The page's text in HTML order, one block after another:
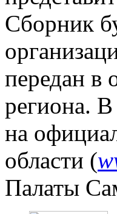
Сборник
передан в
региона.
на
области (
Палаты